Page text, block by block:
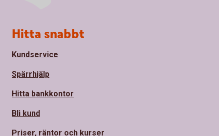
Sidfot
Hitta snabbt
Kundservice
Spärrhjälp
Hitta bankkontor
Bli kund
Priser, räntor och kurser